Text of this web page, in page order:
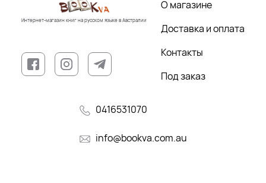
Интернет-магазин книг на русском языке в Австралии
О магазине
Доставка и оплата
Контакты
Под заказ
0416531070
info@bookva.com.au